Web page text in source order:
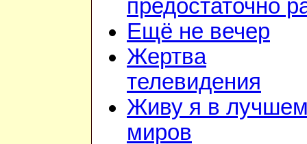
предостаточно
Ещё не вечер
Жертва
телевидения
Живу я в
миров